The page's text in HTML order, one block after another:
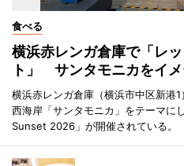
食べる
横浜赤レンガ倉庫で「レ
ト」 サンタモニカをイ
横浜赤レンガ倉庫（横浜市中区新港
西海岸「サンタモニカ」をテーマに
Sunset 2026」が開催されている。